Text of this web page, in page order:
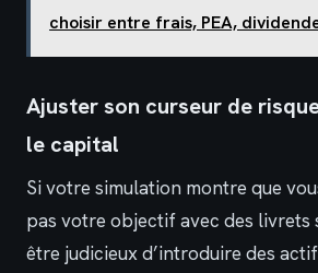
choisir entre frais, PEA,
Ajuster son curseur de
le capital
Si votre simulation montre que
pas votre objectif avec des livrets
être judicieux d’introduire des